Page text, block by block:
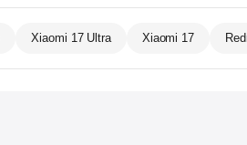
Xiaomi 17 Ultra Xiaomi 17